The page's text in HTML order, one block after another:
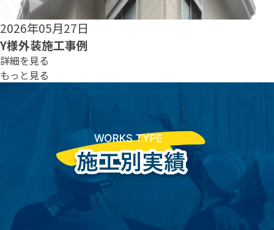
2026年05月25日
S様外装施工事例
詳細を見る
もっと見る